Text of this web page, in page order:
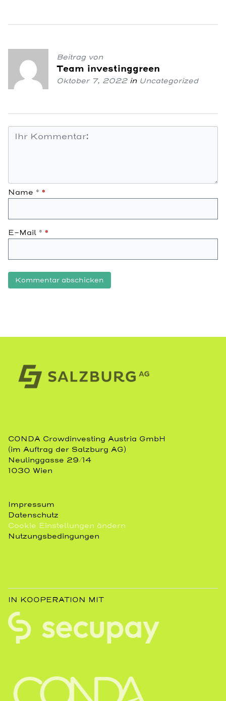
Beitrag von
Team investinggreen
Oktober 7, 2022 in Uncategorized
Name *
E-Mail *
CONDA Crowdinvesting Austria GmbH
(im Auftrag der Salzburg AG)
Neulinggasse 29/14
1030 Wien
Impressum
Datenschutz
Cookie Einstellungen ändern
Nutzungsbedingungen
IN KOOPERATION MIT